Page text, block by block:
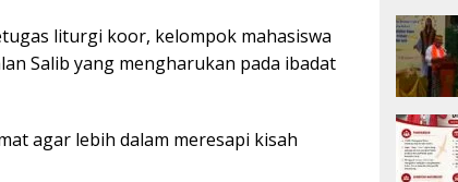
liturgi koor, kelompok mahasiswa
Salib yang mengharukan pada ibadat
agar lebih dalam meresapi kisah